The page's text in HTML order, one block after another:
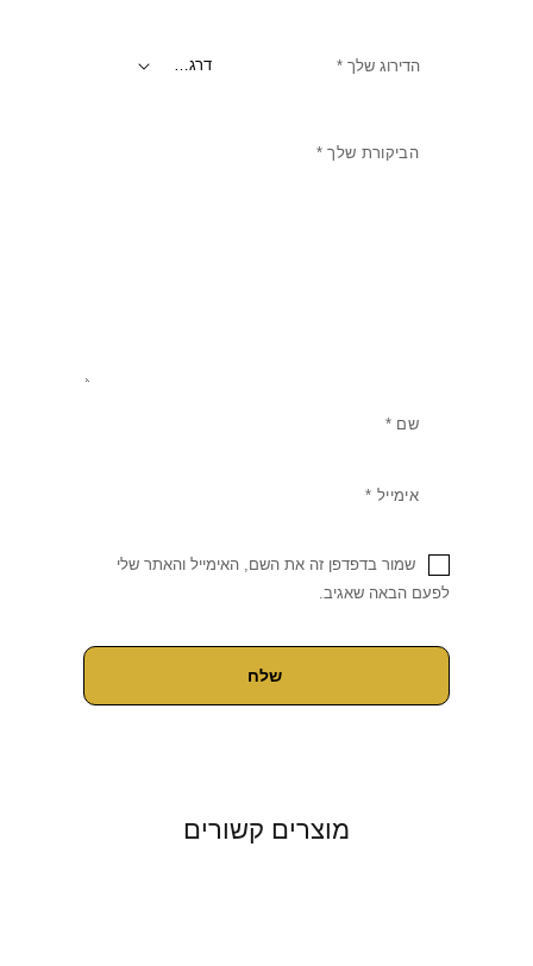
הדירוג שלך *
שמור בדפדפן זה את השם, האימייל והאתר שלי
לפעם הבאה שאגיב.
מוצרים קשורים